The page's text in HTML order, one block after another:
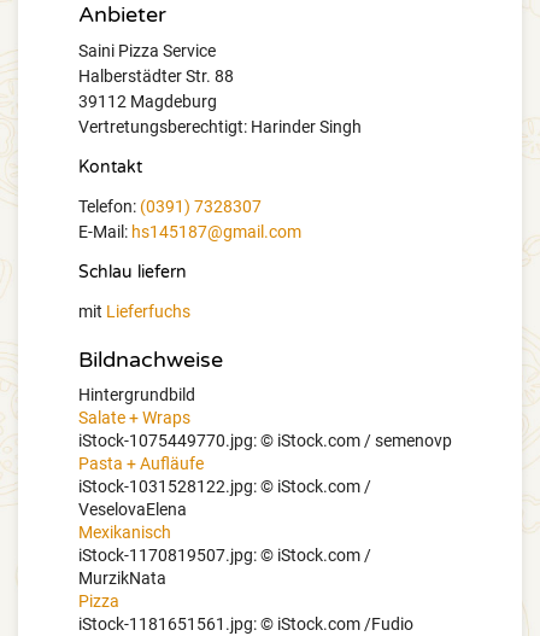
Anbieter
Saini Pizza Service
Halberstädter Str. 88
39112 Magdeburg
Vertretungsberechtigt: Harinder Singh
Kontakt
Telefon: (0391) 7328307
E-Mail: hs145187@gmail.com
Schlau liefern
mit Lieferfuchs
Bildnachweise
Hintergrundbild
Salate + Wraps
iStock-1075449770.jpg:© iStock.com / semenovp
Pasta + Aufläufe
iStock-1031528122.jpg:© iStock.com /
VeselovaElena
Mexikanisch
iStock-1170819507.jpg:© iStock.com /
MurzikNata
Pizza
iStock-1181651561.jpg:© iStock.com /Fudio